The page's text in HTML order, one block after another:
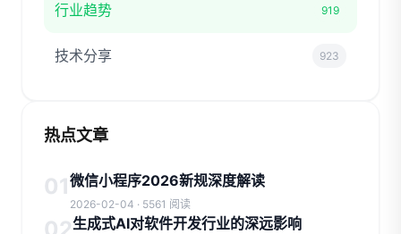
行业趋势 919
技术分享 923
热点文章
01微信小程序2026新规深度解读
2026-02-04 · 5561 阅读
生成式AI对软件开发行业的深远影响